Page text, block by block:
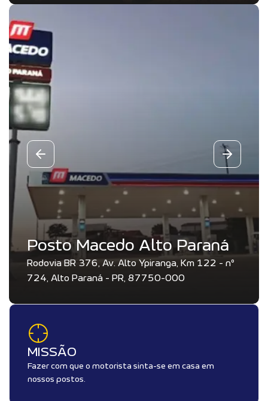
Posto Macedo Alto Paraná
Rodovia BR 376, Av. Alto Ypiranga, Km 122 - nº
724, Alto Paraná - PR, 87750-000
MISSÃO
Fazer com que o motorista sinta-se em casa em
nossos postos.